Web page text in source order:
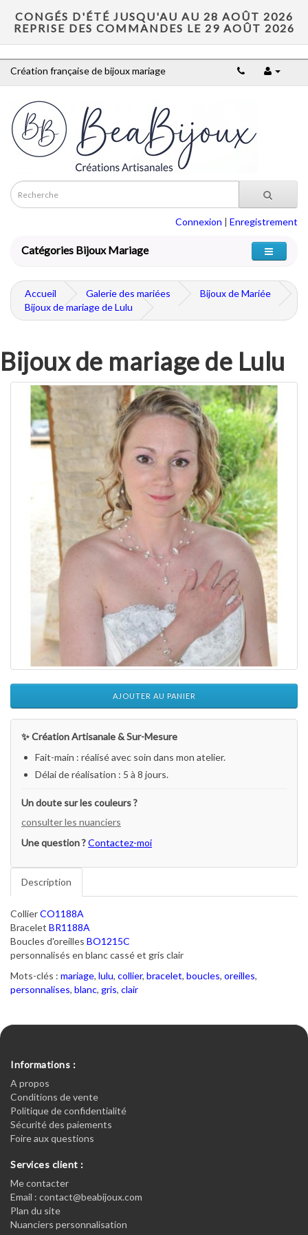
CONGÉS D'ÉTÉ JUSQU'AU AU 28 AOÛT 2026
REPRISE DES COMMANDES LE 29 AOÛT 2026
Création française de bijoux mariage
Connexion | Enregistrement
Catégories Bijoux Mariage
Accueil Galerie des mariées
Bijoux de Mariée
Bijoux de mariage de Lulu
Bijoux de mariage de Lulu
AJOUTER AU PANIER
✨ Création Artisanale & Sur-Mesure
Fait-main : réalisé avec soin dans mon atelier.
Délai de réalisation : 5 à 8 jours.
Un doute sur les couleurs ?
consulter les nuanciers
Une question ?Contactez-moi
Description
CollierCO1188A
Bracelet BR1188A
Boucles d'oreilles BO1215C
personnalisés en blanc cassé et gris clair
Mots-clés : mariage, lulu, collier, bracelet, boucles, oreilles,
personnalises, blanc, gris, clair
Informations :
A propos
Conditions de vente
Politique de confidentialité
Sécurité des paiements
Foire aux questions
Services client :
Me contacter
Email : contact@beabijoux.com
Plan du site
Nuanciers personnalisation